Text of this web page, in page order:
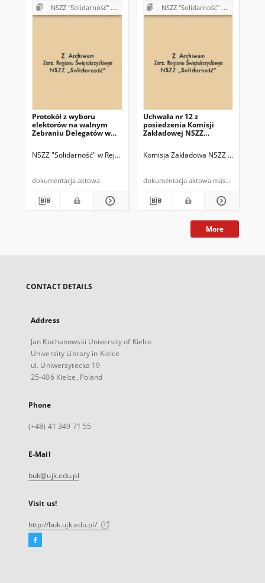
NSZZ "Solidarność" w Rejonie Budowy Dróg w Kielcach (Komisje Oddziałowe, wybory, sprawy pracownicze)
Protokół z wyboru
elektorów na walnym
Zebraniu Delegatów w
NSZZ "Solidarność" w Rejonie Budowy Dróg w Kielcach Komisja
dokumentacja aktowa
NSZZ "Solidarność" w Rejonie Budowy Dróg w Kielcach
Uchwała nr 12 z
posiedzenia Komisji
Zakładowej NSZZ
Komisja Zakładowa NSZZ
dokumentacja aktowa maszynopis
More
CONTACT DETAILS
Address
Jan Kochanowski University of Kielce
University Library in Kielce
ul. Uniwersytecka 19
25-406 Kielce, Poland
Phone
(+48) 41 349 71 55
E-Mail
buk@ujk.edu.pl
Visit us!
http://buk.ujk.edu.pl/
Facebook